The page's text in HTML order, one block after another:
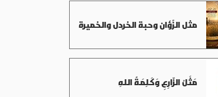
مثل الزُؤان وحبة الخردل والخميرة
مَثَلُ الزّارِعِ وَكَلِمَةُ اللهِ